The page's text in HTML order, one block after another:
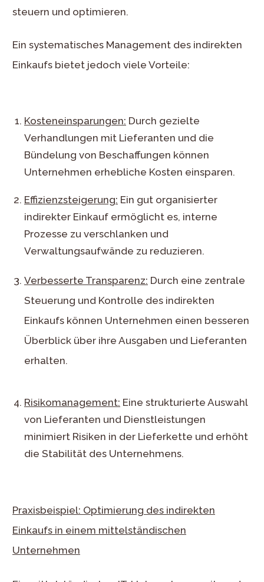
steuern und optimieren.
Ein systematisches Management des indirekten
Einkaufs bietet jedoch viele Vorteile:
Kosteneinsparungen: Durch gezielte
Verhandlungen mit Lieferanten und die
Bündelung von Beschaffungen können
Unternehmen erhebliche Kosten einsparen.
Effizienzsteigerung: Ein gut organisierter
indirekter Einkauf ermöglicht es, interne
Prozesse zu verschlanken und
Verwaltungsaufwände zu reduzieren.
Verbesserte Transparenz: Durch eine zentrale
Steuerung und Kontrolle des indirekten
Einkaufs können Unternehmen einen besseren
Überblick über ihre Ausgaben und Lieferanten
erhalten.
Risikomanagement: Eine strukturierte Auswahl
von Lieferanten und Dienstleistungen
minimiert Risiken in der Lieferkette und erhöht
die Stabilität des Unternehmens.
Praxisbeispiel: Optimierung des indirekten
Einkaufs in einem mittelständischen
Unternehmen